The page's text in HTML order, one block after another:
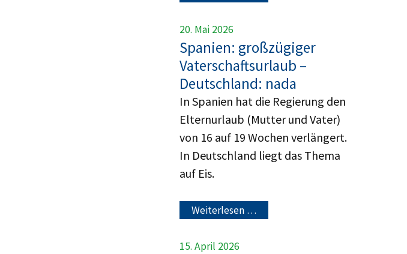
20. Mai 2026
Spanien: großzügiger
Vaterschaftsurlaub –
Deutschland: nada
In Spanien hat die Regierung den
Elternurlaub (Mutter und Vater)
von 16 auf 19 Wochen verlängert.
In Deutschland liegt das Thema
auf Eis.
Weiterlesen …
15. April 2026